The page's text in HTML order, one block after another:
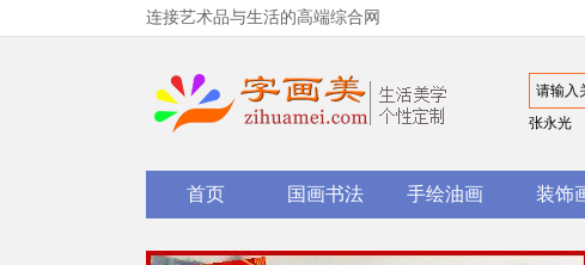
连接艺术品与生活的高端综合网
张永光
首页 国画书法 手绘油画 装饰